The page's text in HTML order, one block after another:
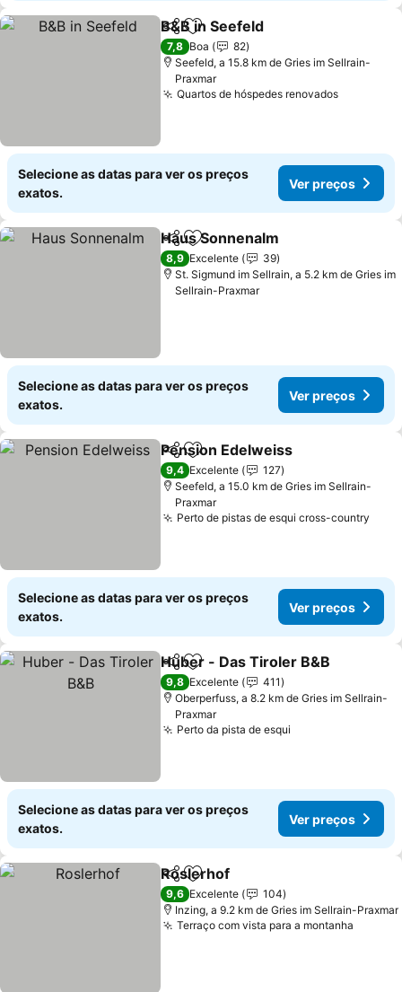
PartilharAdicionar aos favoritos
B&B in Seefeld
7,8 Boa
82
Seefeld, a 15.8 km de Gries im Sellrain-
Praxmar
Quartos de hóspedes renovados
Selecione as datas para ver os preços
exatos.
Ver preços
PartilharAdicionar aos favoritos
Haus Sonnenalm
8,9 Excelente
39
St. Sigmund im Sellrain, a 5.2 km de Gries im
Sellrain-Praxmar
Selecione as datas para ver os preços
exatos.
Ver preços
PartilharAdicionar aos favoritos
Pension Edelweiss
9,4 Excelente
127
Seefeld, a 15.0 km de Gries im Sellrain-
Praxmar
Perto de pistas de esqui cross-country
Selecione as datas para ver os preços
exatos.
Ver preços
PartilharAdicionar aos favoritos
Huber - Das Tiroler B&B
9,8 Excelente
411
Oberperfuss, a 8.2 km de Gries im Sellrain-
Praxmar
Perto da pista de esqui
Selecione as datas para ver os preços
exatos.
Ver preços
PartilharAdicionar aos favoritos
Roslerhof
9,6 Excelente
104
Inzing, a 9.2 km de Gries im Sellrain-Praxmar
Terraço com vista para a montanha